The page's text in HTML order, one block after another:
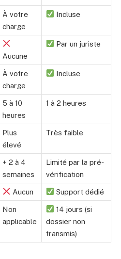
À votre
charge
Incluse
Aucune
Par un juriste
À votre
charge
Incluse
5 à 10
heures
1 à 2 heures
Plus
élevé
Très faible
+ 2 à 4
semaines
Limité par la pré-
vérification
Aucun Support dédié
Non
applicable
14 jours (si
dossier non
transmis)